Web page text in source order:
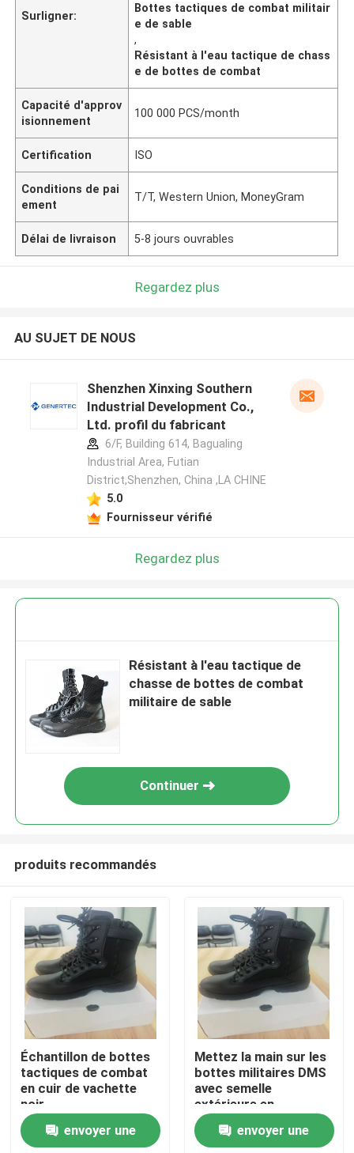
À la maison
Produits
Vidéos
Surligner:
Bottes tactiques de combat militair
e de sable
,
Résistant à l'eau tactique de chass
e de bottes de combat
Capacité d'approv
isionnement
100 000 PCS/month
Certification ISO
Conditions de pai
ement
T/T, Western Union, MoneyGram
Délai de livraison 5-8 jours ouvrables
Regardez plus
AU SUJET DE NOUS
Shenzhen Xinxing Southern
Industrial Development Co.,
Ltd. profil du fabricant
6/F, Building 614, Bagualing
Industrial Area, Futian
District,Shenzhen, China ,LA CHINE
5.0
Fournisseur vérifié
Regardez plus
Résistant à l'eau tactique de
chasse de bottes de combat
militaire de sable
Continuer
produits recommandés
Échantillon de bottes
tactiques de combat
en cuir de vachette
noir
envoyer une
Mettez la main sur les
bottes militaires DMS
avec semelle
extérieure en
caoutchouc
envoyer une